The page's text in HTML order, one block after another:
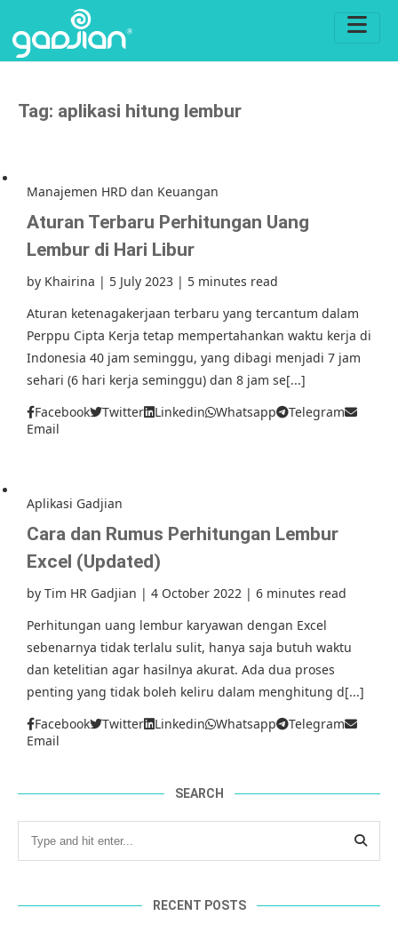
Tag: aplikasi hitung lembur
Manajemen HRD dan Keuangan
Aturan Terbaru Perhitungan Uang
Lembur di Hari Libur
by Khairina | 5 July 2023 | 5 minutes read
Aturan ketenagakerjaan terbaru yang tercantum dalam
Perppu Cipta Kerja tetap mempertahankan waktu kerja di
Indonesia 40 jam seminggu, yang dibagi menjadi 7 jam
sehari (6 hari kerja seminggu) dan 8 jam se[...]
Facebook
Twitter Linkedin Whatsapp
Telegram
Email
Aplikasi Gadjian
Cara dan Rumus Perhitungan Lembur
Excel (Updated)
by Tim HR Gadjian | 4 October 2022 | 6 minutes read
Perhitungan uang lembur karyawan dengan Excel
sebenarnya tidak terlalu sulit, hanya saja butuh waktu
dan ketelitian agar hasilnya akurat. Ada dua proses
penting yang tidak boleh keliru dalam menghitung d[...]
Facebook
Twitter Linkedin Whatsapp
Telegram
Email
SEARCH
RECENT POSTS